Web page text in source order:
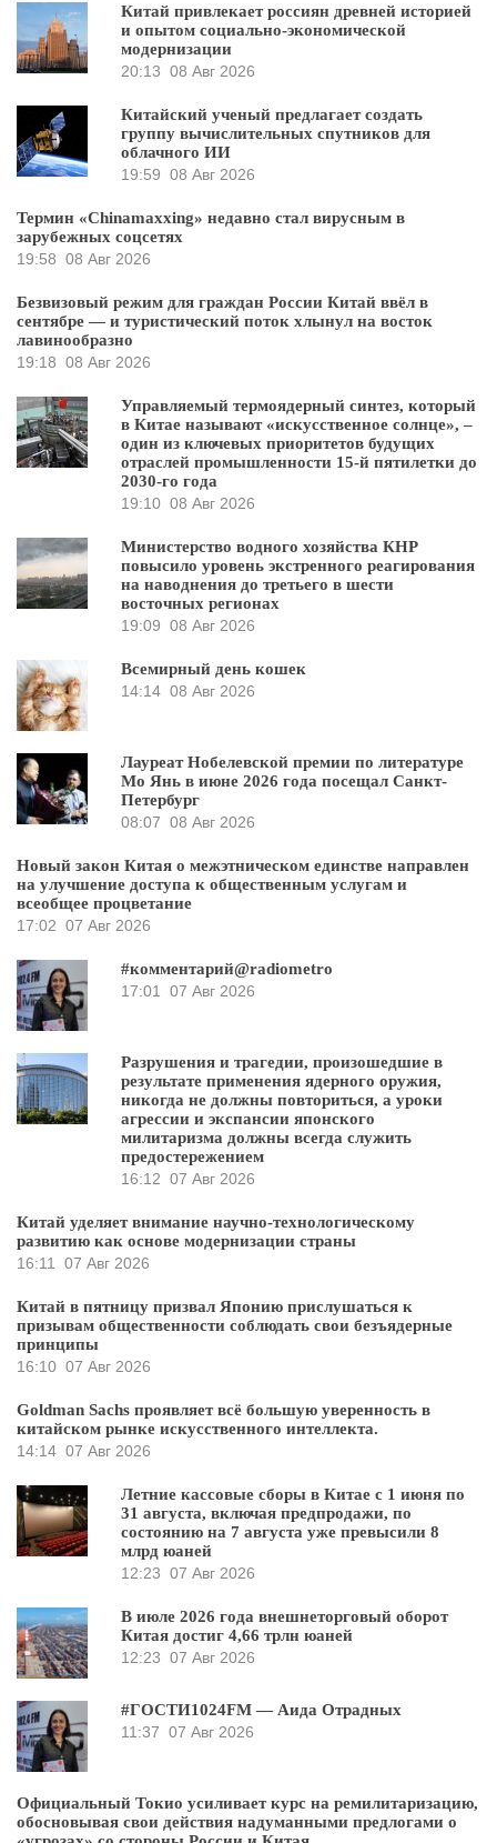
Китай привлекает россиян древней историей
и опытом социально-экономической
модернизации
20:13 08 Авг 2026
Китайский ученый предлагает создать
группу вычислительных спутников для
облачного ИИ
19:59 08 Авг 2026
Термин «Chinamaxxing» недавно стал вирусным в
зарубежных соцсетях
19:58 08 Авг 2026
Безвизовый режим для граждан России Китай ввёл в
сентябре — и туристический поток хлынул на восток
лавинообразно
19:18 08 Авг 2026
Управляемый термоядерный синтез, который
в Китае называют «искусственное солнце», –
один из ключевых приоритетов будущих
отраслей промышленности 15-й пятилетки до
2030-го года
19:10 08 Авг 2026
Министерство водного хозяйства КНР
повысило уровень экстренного реагирования
на наводнения до третьего в шести
восточных регионах
19:09 08 Авг 2026
Всемирный день кошек
14:14 08 Авг 2026
Лауреат Нобелевской премии по литературе
Мо Янь в июне 2026 года посещал Санкт-
Петербург
08:07 08 Авг 2026
Новый закон Китая о межэтническом единстве направлен
на улучшение доступа к общественным услугам и
всеобщее процветание
17:02 07 Авг 2026
#комментарий@radiometro
17:01
07 Авг 2026
Разрушения и трагедии, произошедшие в
результате применения ядерного оружия,
никогда не должны повториться, а уроки
агрессии и экспансии японского
милитаризма должны всегда служить
предостережением
16:12 07 Авг 2026
Китай уделяет внимание научно-технологическому
развитию как основе модернизации страны
16:11
07 Авг 2026
Китай в пятницу призвал Японию прислушаться к
призывам общественности соблюдать свои безъядерные
принципы
16:10 07 Авг 2026
Goldman Sachs проявляет всё большую уверенность в
китайском рынке искусственного интеллекта.
14:14 07 Авг 2026
Летние кассовые сборы в Китае с 1 июня по
31 августа, включая предпродажи, по
состоянию на 7 августа уже превысили 8
млрд юаней
12:23 07 Авг 2026
В июле 2026 года внешнеторговый оборот
Китая достиг 4,66 трлн юаней
12:23 07 Авг 2026
#ГОСТИ1024FM — Аида Отрадных
11:37 07 Авг 2026
Официальный Токио усиливает курс на ремилитаризацию,
обосновывая свои действия надуманными предлогами о